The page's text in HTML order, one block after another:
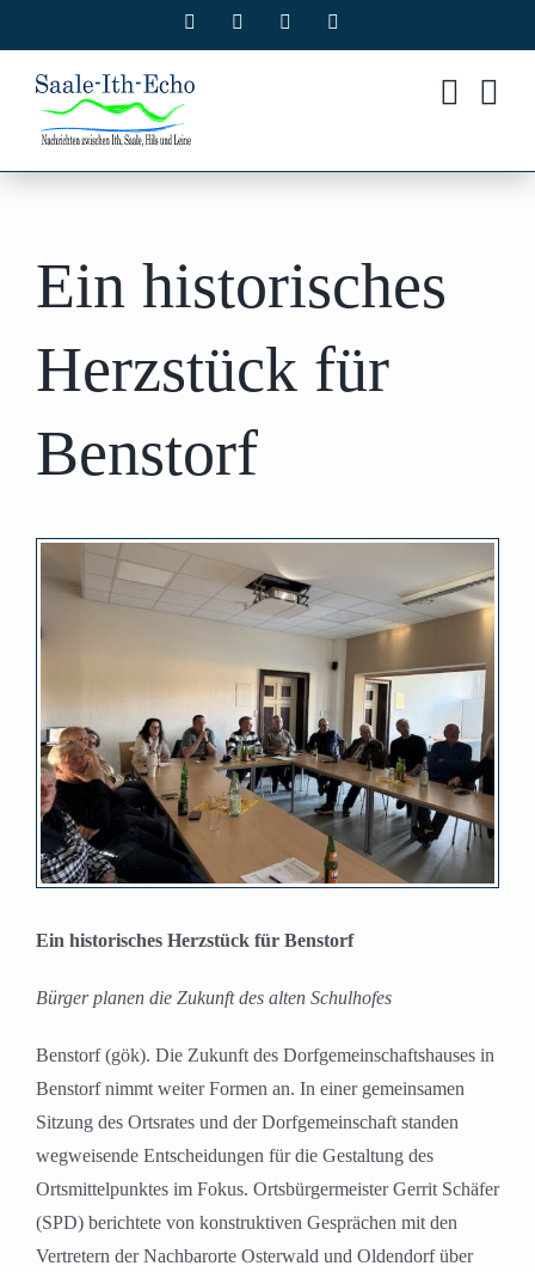
Inhalt
springen
Facebook Instagram
Ein historisches
Herzstück für
Benstorf
grösseres
Bild
Ein historisches Herzstück für Benstorf
Bürger planen die Zukunft des alten Schulhofes
Benstorf (gök). Die Zukunft des Dorfgemeinschaftshauses in
Benstorf nimmt weiter Formen an. In einer gemeinsamen
Sitzung des Ortsrates und der Dorfgemeinschaft standen
wegweisende Entscheidungen für die Gestaltung des
Ortsmittelpunktes im Fokus. Ortsbürgermeister Gerrit Schäfer
(SPD) berichtete von konstruktiven Gesprächen mit den
Vertretern der Nachbarorte Osterwald und Oldendorf über